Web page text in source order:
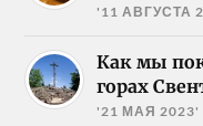
'11 АВГУСТА
Как мы
горах
'21 МАЯ 2023'